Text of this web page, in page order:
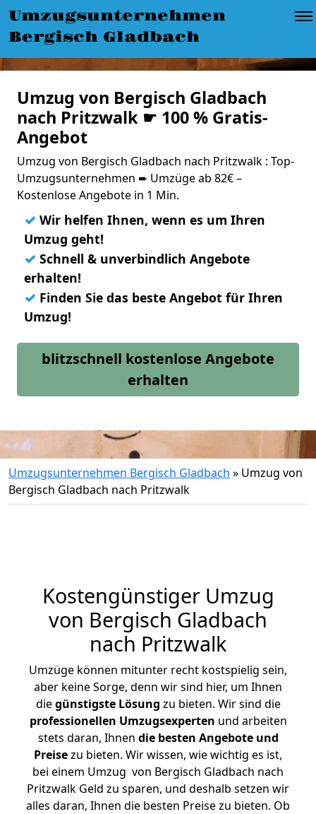
Umzugsunternehmen
Bergisch Gladbach
Umzug von Bergisch Gladbach
nach Pritzwalk ☛ 100 % Gratis-
Angebot
Umzug von Bergisch Gladbach nach Pritzwalk : Top-
Umzugsunternehmen ➨ Umzüge ab 82€ –
Kostenlose Angebote in 1 Min.
✓ Wir helfen Ihnen, wenn es um Ihren
Umzug geht!
✓ Schnell & unverbindlich Angebote
erhalten!
✓ Finden Sie das beste Angebot für Ihren
Umzug!
blitzschnell kostenlose Angebote
erhalten
Umzugsunternehmen Bergisch Gladbach » Umzug von
Bergisch Gladbach nach Pritzwalk
Kostengünstiger Umzug
von Bergisch Gladbach
nach Pritzwalk
Umzüge können mitunter recht kostspielig sein,
aber keine Sorge, denn wir sind hier, um Ihnen
diegünstigste Lösung zu bieten. Wir sind die
professionellen Umzugsexperten und arbeiten
stets daran, Ihnen die besten Angebote und
Preisezu bieten. Wir wissen, wie wichtig es ist,
bei einem Umzug von Bergisch Gladbach nach
Pritzwalk Geld zu sparen, und deshalb setzen wir
alles daran, Ihnen die besten Preise zu bieten. Ob